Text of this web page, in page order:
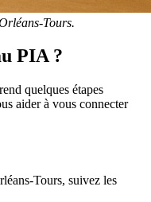
Tours.
PIA ?
quelques étapes
aider à vous connecter
Tours, suivez les